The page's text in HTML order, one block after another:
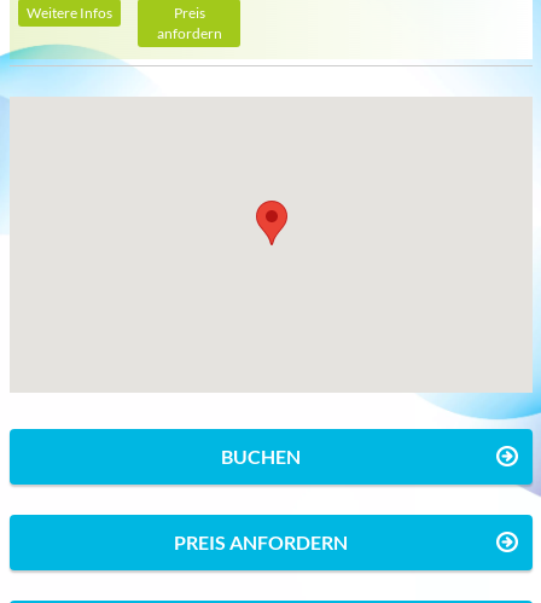
Weitere Infos
Preis
anfordern
BUCHEN
PREIS ANFORDERN